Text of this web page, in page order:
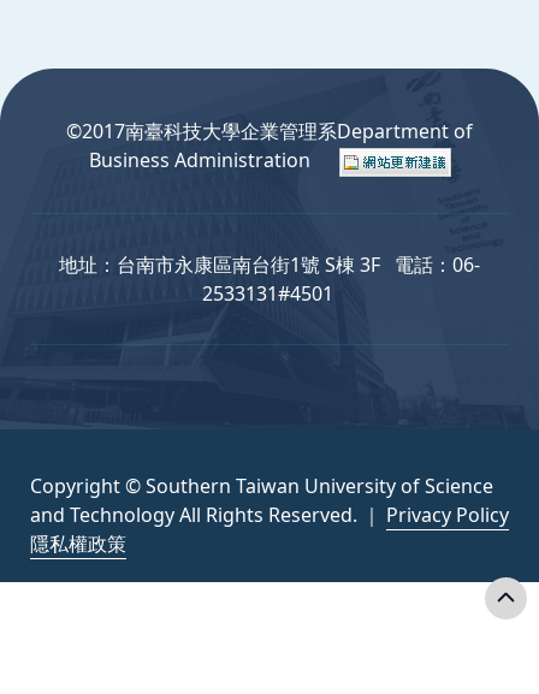
©2017南臺科技大學企業管理系Department of
Business Administration
地址：台南市永康區南台街1號 S棟 3F 電話：06-
2533131#4501
Copyright © Southern Taiwan University of Science
and Technology All Rights Reserved. ｜ Privacy Policy
隱私權政策